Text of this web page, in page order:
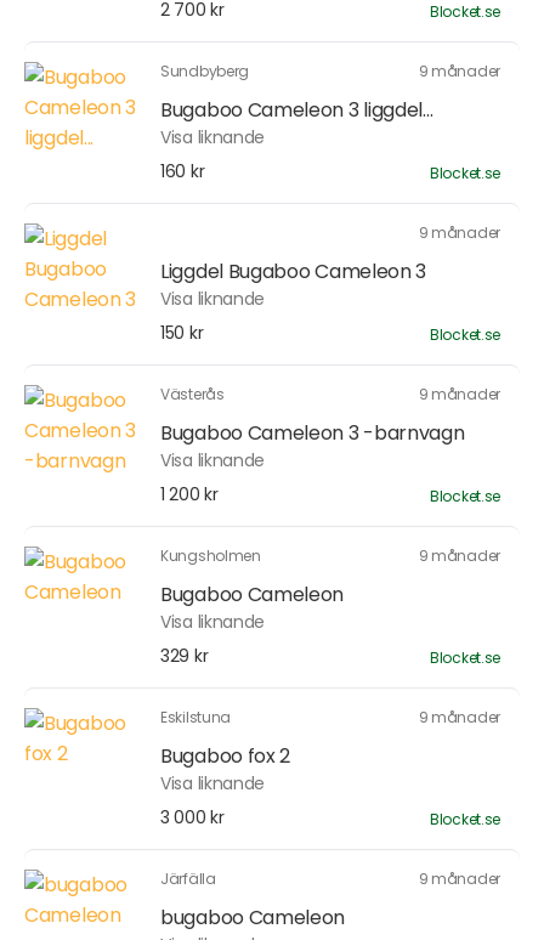
2 700 kr
Blocket.se
Sundbyberg 9 månader
Bugaboo Cameleon 3 liggdel...
Visa liknande
160 kr
Blocket.se
9 månader
Liggdel Bugaboo Cameleon 3
Visa liknande
150 kr
Blocket.se
Västerås 9 månader
Bugaboo Cameleon 3 -barnvagn
Visa liknande
1 200 kr
Blocket.se
Kungsholmen 9 månader
Bugaboo Cameleon
Visa liknande
329 kr
Blocket.se
Eskilstuna 9 månader
Bugaboo fox 2
Visa liknande
3 000 kr
Blocket.se
Järfälla 9 månader
bugaboo Cameleon